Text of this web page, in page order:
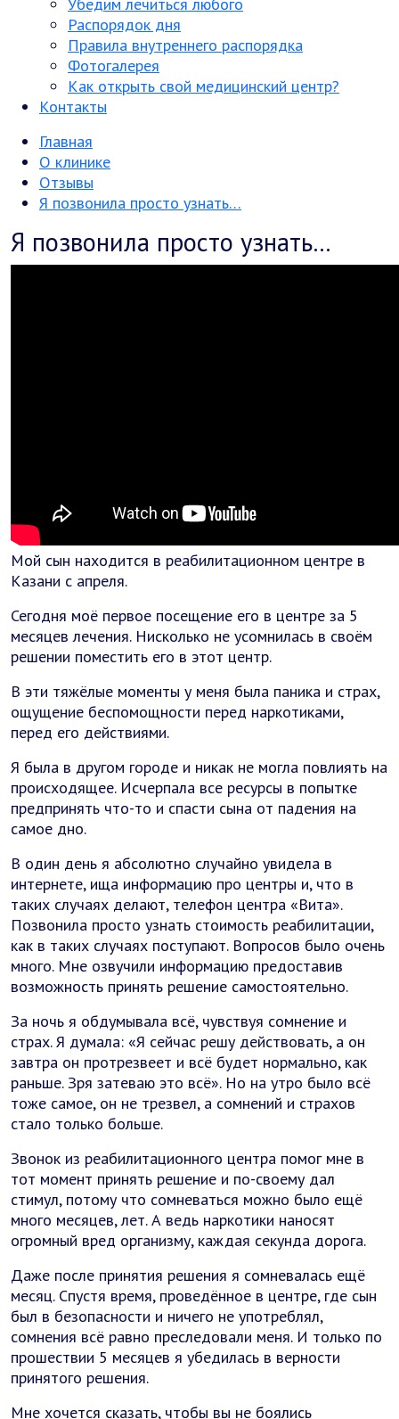
Распорядок дня
Правила внутреннего распорядка
Фотогалерея
Как открыть свой медицинский центр?
Контакты
Главная
О клинике
Отзывы
Я позвонила просто узнать…
Я позвонила просто узнать…
Мой сын находится в реабилитационном центре в
Казани с апреля.
Сегодня моё первое посещение его в центре за 5
месяцев лечения. Нисколько не усомнилась в своём
решении поместить его в этот центр.
В эти тяжёлые моменты у меня была паника и страх,
ощущение беспомощности перед наркотиками,
перед его действиями.
Я была в другом городе и никак не могла повлиять на
происходящее. Исчерпала все ресурсы в попытке
предпринять что-то и спасти сына от падения на
самое дно.
В один день я абсолютно случайно увидела в
интернете, ища информацию про центры и, что в
таких случаях делают, телефон центра «Вита».
Позвонила просто узнать стоимость реабилитации,
как в таких случаях поступают. Вопросов было очень
много. Мне озвучили информацию предоставив
возможность принять решение самостоятельно.
За ночь я обдумывала всё, чувствуя сомнение и
страх. Я думала: «Я сейчас решу действовать, а он
завтра он протрезвеет и всё будет нормально, как
раньше. Зря затеваю это всё». Но на утро было всё
тоже самое, он не трезвел, а сомнений и страхов
стало только больше.
Звонок из реабилитационного центра помог мне в
тот момент принять решение и по-своему дал
стимул, потому что сомневаться можно было ещё
много месяцев, лет. А ведь наркотики наносят
огромный вред организму, каждая секунда дорога.
Даже после принятия решения я сомневалась ещё
месяц. Спустя время, проведённое в центре, где сын
был в безопасности и ничего не употреблял,
сомнения всё равно преследовали меня. И только по
прошествии 5 месяцев я убедилась в верности
принятого решения.
Мне хочется сказать, чтобы вы не боялись